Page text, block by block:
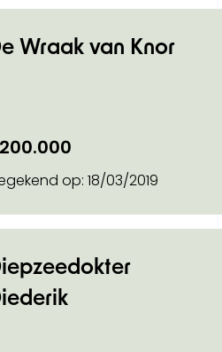
Wraak van Knor
op: 18/03/2019